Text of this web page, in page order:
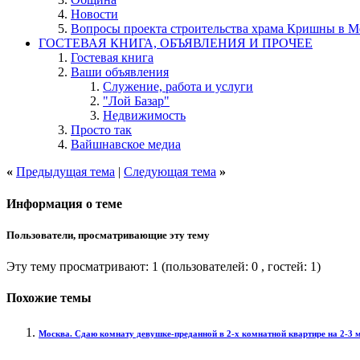
Новости
Вопросы проекта строительства храма Кришны в
ГОСТЕВАЯ КНИГА, ОБЪЯВЛЕНИЯ И ПРОЧЕЕ
Гостевая книга
Ваши объявления
Служение, работа и услуги
"Лой Базар"
Недвижимость
Просто так
Вайшнавское медиа
« Предыдущая тема | Следующая тема »
Информация о теме
Пользователи, просматривающие эту тему
Эту тему просматривают: 1 (пользователей: 0 , гостей: 1)
Похожие темы
Москва. Сдаю комнату девушке-преданной в 2-х комнатной квартире на 2-3